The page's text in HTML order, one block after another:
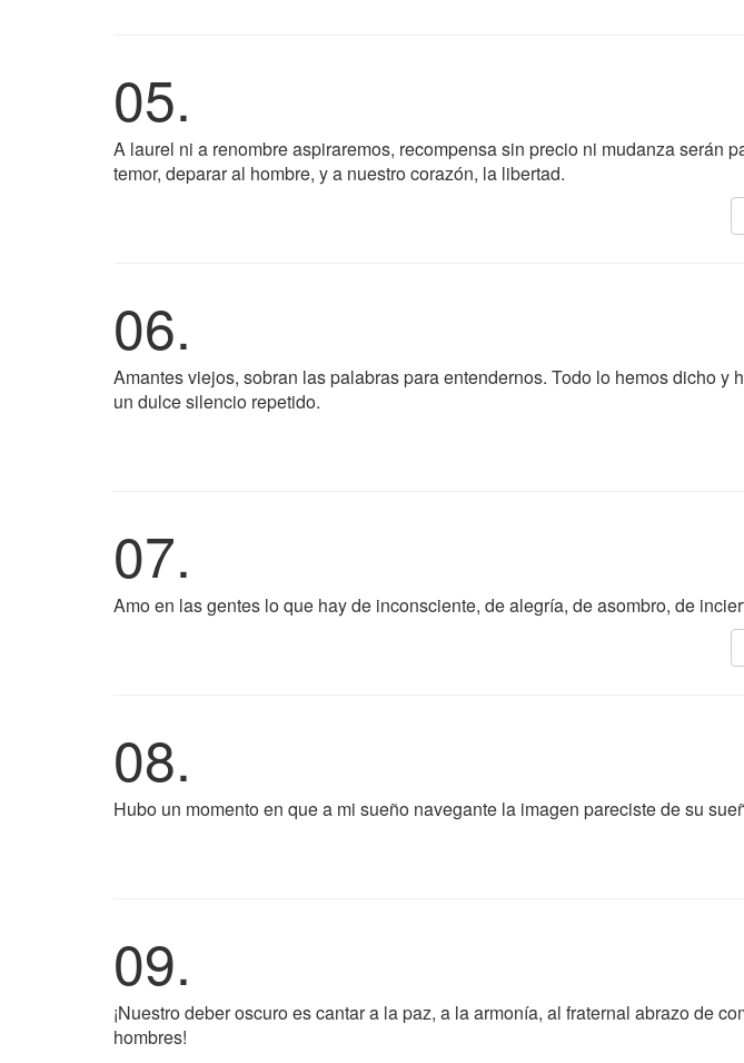
05.
A laurel ni a renombre aspiraremos, recompensa sin precio ni mudanza serán
temor, deparar al hombre, y a nuestro corazón, la libertad.
06.
Amantes viejos, sobran las palabras para entendernos. Todo lo hemos dicho y
un dulce silencio repetido.
07.
Amo en las gentes lo que hay de inconsciente, de alegría, de asombro, de
08.
Hubo un momento en que a mi sueño navegante la imagen pareciste de su
09.
¡Nuestro deber oscuro es cantar a la paz, a la armonía, al fraternal abrazo de
hombres!